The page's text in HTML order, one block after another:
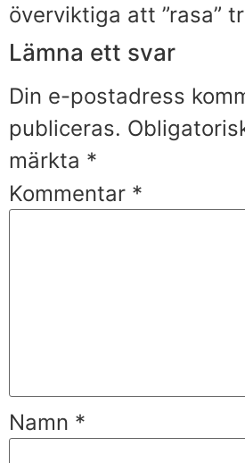
överviktiga att ”rasa”
Lämna ett svar
Din e-postadress
publiceras.
märkta *
Kommentar *
Namn *